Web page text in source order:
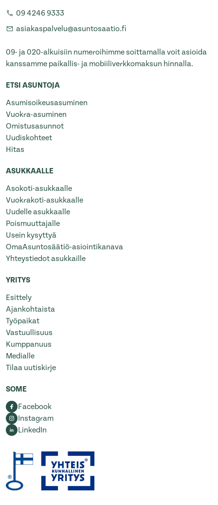
09 4246 9333
asiakaspalvelu@asuntosaatio.fi
09- ja 020-alkuisiin numeroihimme soittamalla voit asioida
kanssamme paikallis- ja mobiiliverkkomaksun hinnalla.
ETSI ASUNTOJA
Asumisoikeusasuminen
Vuokra-asuminen
Omistusasunnot
Uudiskohteet
Hitas
ASUKKAALLE
Asokoti-asukkaalle
Vuokrakoti-asukkaalle
Uudelle asukkaalle
Poismuuttajalle
Usein kysyttyä
OmaAsuntosäätiö-asiointikanava
Yhteystiedot asukkaille
YRITYS
Esittely
Ajankohtaista
Työpaikat
Vastuullisuus
Kumppanuus
Medialle
Tilaa uutiskirje
SOME
Facebook
Instagram
LinkedIn